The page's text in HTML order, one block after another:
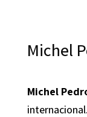
Michel
Michel